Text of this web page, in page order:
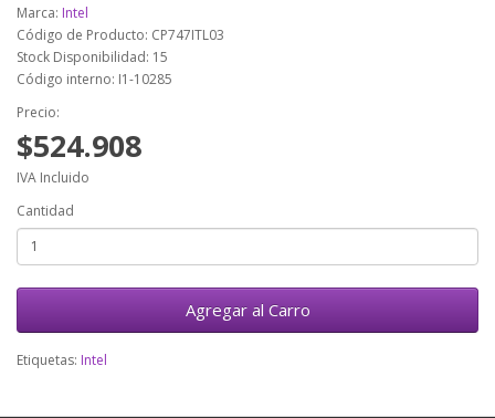
Marca: Intel
Código de Producto: CP747ITL03
Stock Disponibilidad: 15
Código interno: I1-10285
Precio:
$524.908
IVA Incluido
Cantidad
Agregar al Carro
Etiquetas: Intel